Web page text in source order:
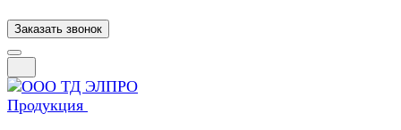
Заказать звонок
Продукция